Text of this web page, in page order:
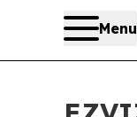
Menu